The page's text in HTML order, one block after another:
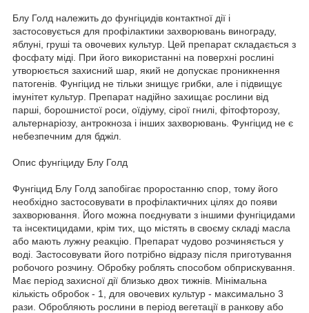
Блу Голд належить до фунгіцидів контактної дії і
застосовується для профілактики захворювань винограду,
яблуні, груші та овочевих культур. Цей препарат складається з
фосфату міді. При його використанні на поверхні рослині
утворюється захисний шар, який не допускає проникнення
патогенів. Фунгіцид не тільки знищує грибки, але і підвищує
імунітет культур. Препарат надійно захищає рослини від
парші, борошнистої роси, оїдіуму, сірої гнилі, фітофторозу,
альтернаріозу, антрокноза і інших захворювань. Фунгіцид не є
небезпечним для бджіл.
Опис фунгіциду Блу Голд
Фунгіцид Блу Голд запобігає проростанню спор, тому його
необхідно застосовувати в профілактичних цілях до появи
захворювання. Його можна поєднувати з іншими фунгіцидами
та інсектицидами, крім тих, що містять в своєму складі масла
або мають лужну реакцію. Препарат чудово розчиняється у
воді. Застосовувати його потрібно відразу після приготування
робочого розчину. Обробку роблять способом обприскування.
Має період захисної дії близько двох тижнів. Мінімальна
кількість обробок - 1, для овочевих культур - максимально 3
рази. Обробляють рослини в період вегетації в ранкову або